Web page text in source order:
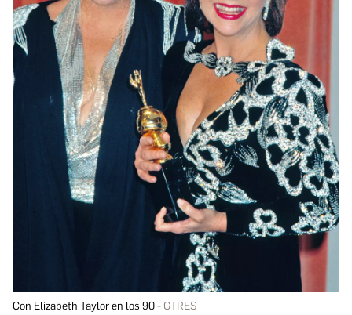
Con Elizabeth Taylor en los 90 GTRES